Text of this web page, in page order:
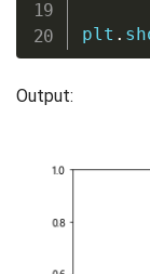
plt .
Output: